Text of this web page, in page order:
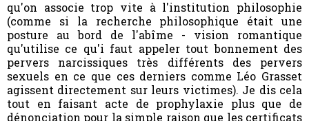
qu'on associe trop vite à l'institution philosophie
(comme si la recherche philosophique était une
posture au bord de l'abîme - vision romantique
qu'utilise ce qu'i faut appeler tout bonnement des
pervers narcissiques très différents des pervers
sexuels en ce que ces derniers comme Léo Grasset
agissent directement sur leurs victimes). Je dis cela
tout en faisant acte de prophylaxie plus que de
dénonciation pour la simple raison que les certificats